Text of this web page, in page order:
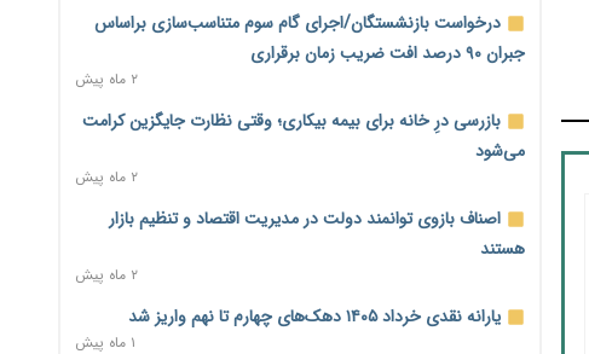
رئیس سازمان امور مالیاتی: بلاگرهای پردرآمد مشمول پرداخت
مالیات هستند
۱ روز پیش
پیش‌بینی افزایش تولید برنج؛ نیاز وارداتی کشور به ۵۰۰ هزار تن
کاهش می‌یابد
۱ روز پیش
میلیارد دلاری
۱ روز پیش
اختیارات جدید گمرکات برای تمدید ورود موقت کالا و خودرو تا
درخواست بازنشستگان/اجرای گام سوم متناسب‌سازی براساس
جبران ۹۰ درصد افت ضریب زمان برقراری
۲ ماه پیش
بازرسی درِ خانه برای بیمه بیکاری؛ وقتی نظارت جایگزین کرامت
می‌شود
۲ ماه پیش
اصناف بازوی توانمند دولت در مدیریت اقتصاد و تنظیم بازار
هستند
۲ ماه پیش
یارانه نقدی خرداد ۱۴۰۵ دهک‌های چهارم تا نهم واریز شد
۱ ماه پیش